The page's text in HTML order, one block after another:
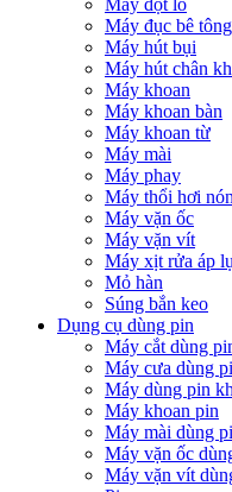
Máy đục bê tông
Máy hút bụi
Máy hút chân
Máy khoan
Máy khoan bàn
Máy khoan từ
Máy mài
Máy phay
Máy thổi hơi
Máy vặn ốc
Máy vặn vít
Máy xịt rửa áp
Mỏ hàn
Súng bắn keo
Dụng cụ dùng pin
Máy cắt dùng
Máy cưa dùng
Máy dùng pin
Máy khoan pin
Máy mài dùng
Máy vặn ốc
Máy vặn vít